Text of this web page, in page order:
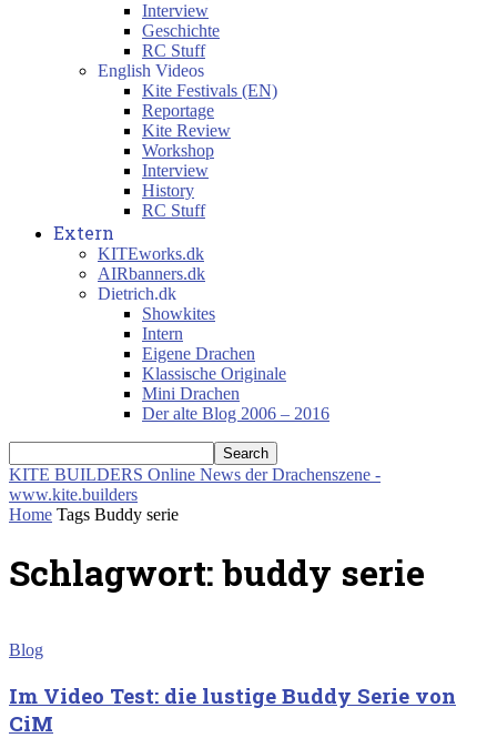
Interview
Geschichte
RC Stuff
English Videos
Kite Festivals (EN)
Reportage
Kite Review
Workshop
Interview
History
RC Stuff
Extern
KITEworks.dk
AIRbanners.dk
Dietrich.dk
Showkites
Intern
Eigene Drachen
Klassische Originale
Mini Drachen
Der alte Blog 2006 – 2016
KITE BUILDERS Online News der Drachenszene -
www.kite.builders
Home Tags Buddy serie
Schlagwort: buddy serie
Blog
Im Video Test: die lustige Buddy Serie von
CiM